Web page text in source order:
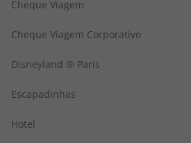
Cheque Viagem
Cheque Viagem Corporativo
Disneyland ® Paris
Escapadinhas
Hotel